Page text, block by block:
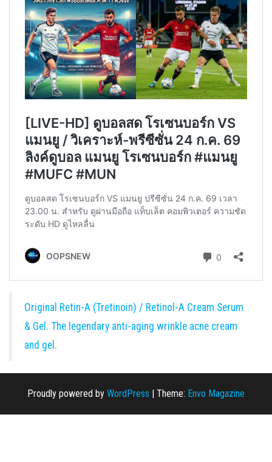
Original Retin-A (Tretinoin) / Retinol-A Cream Serum
& Gel. The legendary anti-aging wrinkle acne cream
and gel.
Proudly powered by WordPress | Theme: Envo Magazine